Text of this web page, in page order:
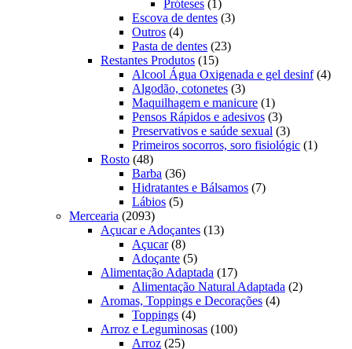
Próteses 11
produto
Escova de dentes 33
Outros 44
produtos
Pasta de dentes 2323
Restantes Produtos 1515
produtos
Alcool Água Oxigenada e gel desinf 44
Algodão, cotonetes 33
produtos
Maquilhagem e manicure 11
produto
Pensos Rápidos e adesivos 33
produtos
Preservativos e saúde sexual 33
produtos
Primeiros socorros, soro fisiológic 11
Rosto 4848
produtos
Barba 3636
produtos
Hidratantes e Bálsamos 77
Lábios 55
Mercearia 20932093
produtos
Açucar e Adoçantes 1313
Açucar 88
produtos
Adoçante 55
produtos
Alimentação Adaptada 1717
produtos
Alimentação Natural Adaptada 22
Aromas, Toppings e Decorações 44
Toppings 44
produtos
Arroz e Leguminosas 100100
Arroz 2525